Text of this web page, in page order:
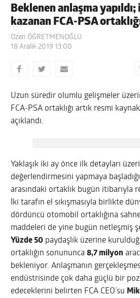
Beklenen anlaşma
kazanan FCA-PSA
Ozan ÖĞRETMENOĞLU
18 Aralık 2019 13:00
Uzun süredir olumlu gelişmeler
FCA-PSA ortaklığı artık resmi
açıklandı.
Yaklaşık iki ay önce ilk detayları
değerlendirmesini yapmaya
arasındaki ortaklık bugün itibarıyla
İki tarafın el sıkışmasıyla birlikte
dördüncü otomobil ortaklığına
maddeleri de yine bugün netleşmiş
Yüzde 50 paydaşlık üzerine
ortaklığın sonununca8,7 milyon
bekleniyor. Anlaşmanın
endüstrisinde çok daha güçlü bir
edeceklerini belirten FCA CEO’su